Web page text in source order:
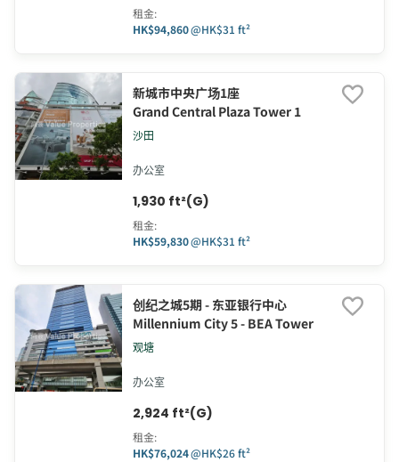
租金:
HK$94,860@HK$31 ft²
新城市中央广场1座
Grand Central Plaza Tower 1
沙田
办公室
1,930 ft²(G)
租金:
HK$59,830@HK$31 ft²
创纪之城5期 - 东亚银行中心
Millennium City 5 - BEA Tower
观塘
办公室
2,924 ft²(G)
租金:
HK$76,024@HK$26 ft²